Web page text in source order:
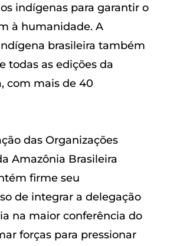
indígenas para garantir o
à humanidade. A
brasileira também
todas as edições da
com mais de 40
das Organizações
Amazônia Brasileira
firme seu
de integrar a delegação
na maior conferência do
forças para pressionar